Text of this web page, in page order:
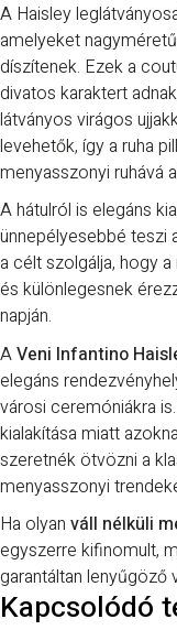
A Haisley
amelyeket
díszítenek. Ezek a
divatos karaktert
látványos virágos
levehetők, így a ruha
menyasszonyi ruhává
A hátulról is elegáns
ünnepélyesebbé teszi
a célt szolgálja, hogy
és különlegesnek
napján.
AVeni Infantino
elegáns
városi ceremóniákra
kialakítása miatt
szeretnék ötvözni a
menyasszonyi
Ha olyan váll nélküli
egyszerre kifinomult,
garantáltan lenyűgöző
Kapcsolódó